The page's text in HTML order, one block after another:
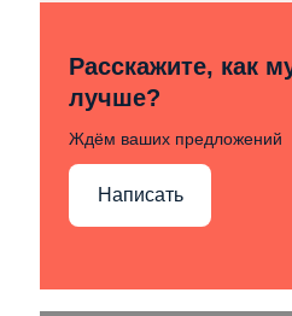
Расскажите, как
лучше?
Ждём ваших предложений
Написать